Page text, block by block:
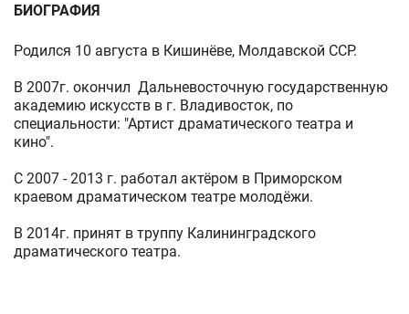
БИОГРАФИЯ
Родился 10 августа в Кишинёве, Молдавской ССР.
В 2007г. окончил Дальневосточную государственную
академию искусств в г. Владивосток, по
специальности: "Артист драматического театра и
кино".
С 2007 - 2013 г. работал актёром в Приморском
краевом драматическом театре молодёжи.
В 2014г. принят в труппу Калининградского
драматического театра.